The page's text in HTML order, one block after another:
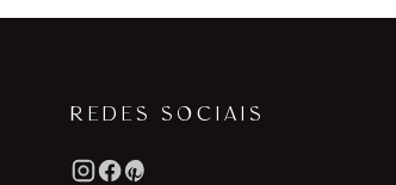
REDES SOCIAIS